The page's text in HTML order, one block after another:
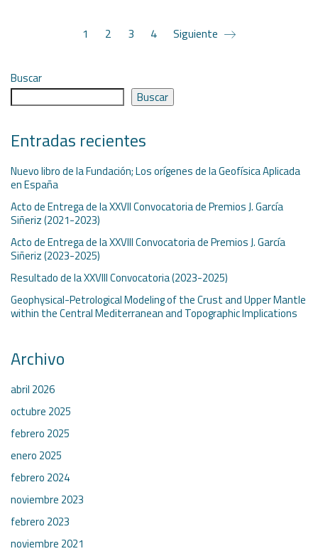
1 2 3 4 Siguiente
Buscar
Buscar
Entradas recientes
Nuevo libro de la Fundación; Los orígenes de la Geofísica Aplicada
en España
Acto de Entrega de la XXVII Convocatoria de Premios J. García
Siñeriz (2021-2023)
Acto de Entrega de la XXVIII Convocatoria de Premios J. García
Siñeriz (2023-2025)
Resultado de la XXVIII Convocatoria (2023-2025)
Geophysical-Petrological Modeling of the Crust and Upper Mantle
within the Central Mediterranean and Topographic Implications
Archivo
abril 2026
octubre 2025
febrero 2025
enero 2025
febrero 2024
noviembre 2023
febrero 2023
noviembre 2021